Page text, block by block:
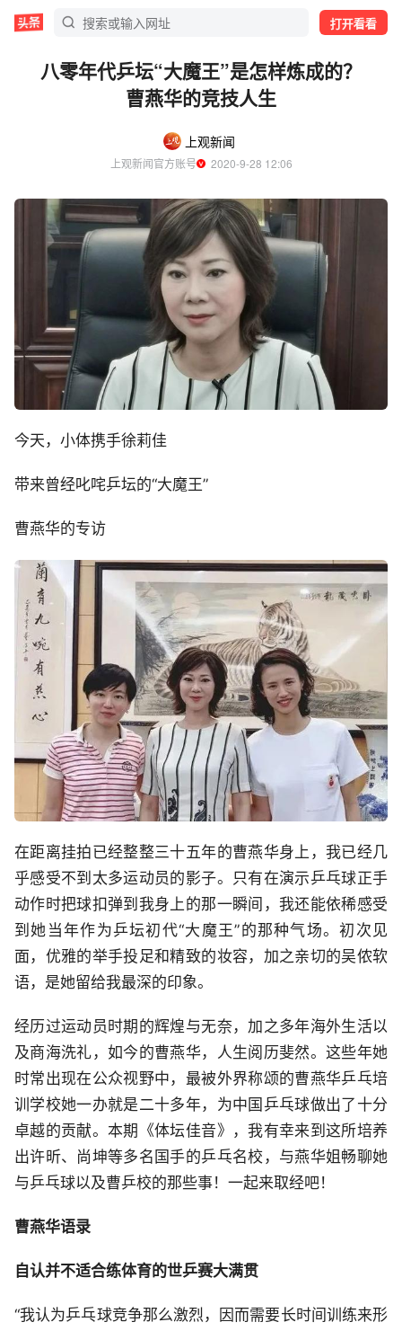
打开看看
八零年代乒坛“大魔王”是怎样炼成的？
曹燕华的竞技人生
上观新闻
上观新闻官方账号
  2020-9-28 12:06
今天，小体携手徐莉佳
带来曾经叱咤乒坛的“大魔王”
曹燕华的专访
在距离挂拍已经整整三十五年的曹燕华身上，我已经几
乎感受不到太多运动员的影子。只有在演示乒乓球正手
动作时把球扣弹到我身上的那一瞬间，我还能依稀感受
到她当年作为乒坛初代“大魔王”的那种气场。初次见
面，优雅的举手投足和精致的妆容，加之亲切的吴侬软
语，是她留给我最深的印象。
经历过运动员时期的辉煌与无奈，加之多年海外生活以
及商海洗礼，如今的曹燕华，人生阅历斐然。这些年她
时常出现在公众视野中，最被外界称颂的曹燕华乒乓培
训学校她一办就是二十多年，为中国乒乓球做出了十分
卓越的贡献。本期《体坛佳音》，我有幸来到这所培养
出许昕、尚坤等多名国手的乒乓名校，与燕华姐畅聊她
与乒乓球以及曹乒校的那些事！一起来取经吧！
曹燕华语录
自认并不适合练体育的世乒赛大满贯
“我认为乒乓球竞争那么激烈，因而需要长时间训练来形